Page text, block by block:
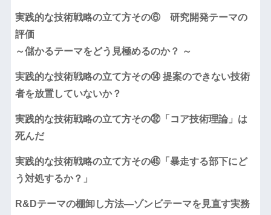
実践的な技術戦略の立て方その⑥ 研究開発テーマの
評価
～儲かるテーマをどう見極めるのか？ ～
実践的な技術戦略の立て方その⑭ 提案のできない技術
者を放置していないか？
実践的な技術戦略の立て方その㉜「コア技術理論」は
死んだ
実践的な技術戦略の立て方その㊺「暴走する部下にど
う対処するか？」
R&Dテーマの棚卸し方法―ゾンビテーマを見直す実務